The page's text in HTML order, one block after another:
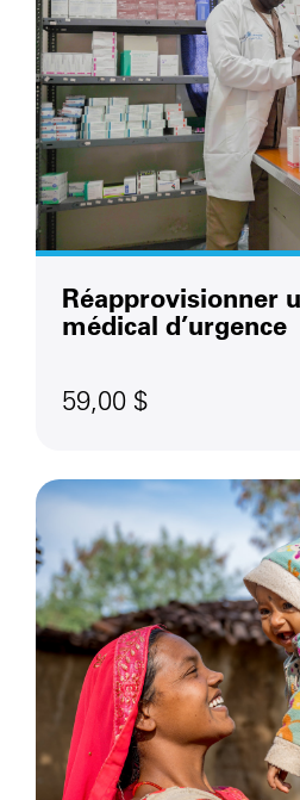
Réapprovisionner
médical d’urgence
59,00 $